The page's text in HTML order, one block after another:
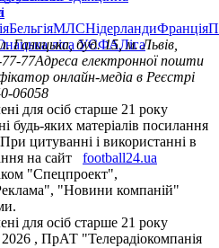
БельгіяМЛСНідерландиФранція
ліга УЄФАЛіга
Галицька, буд. 15, м. Львів,
77Адреса електронної пошти
онлайн-медіа в Реєстрі
06058
для осіб старше 21 року
будь-яких матеріалів посилання
цитуванні і використанні в
на сайт
football24.ua
"Спецпроект",
"Новини компаній"
для осіб старше 21 року
2026 , ПрАТ "Телерадіокомпанія